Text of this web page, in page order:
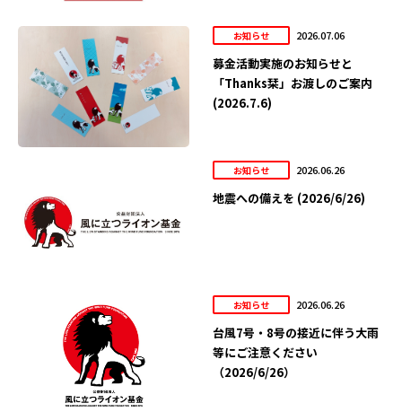
お知らせ 2026.07.06
募金活動実施のお知らせと
「Thanks栞」お渡しのご案内
(2026.7.6)
お知らせ 2026.06.26
地震への備えを (2026/6/26)
お知らせ 2026.06.26
台風7号・8号の接近に伴う大雨
等にご注意ください
（2026/6/26）